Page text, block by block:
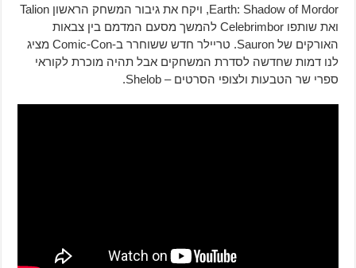
Earth: Shadow of Mordor, ויקח את גיבור המשחק הראשון Talion
ואת שותפו Celebrimbor להמשך מסעם המדמם בין צבאות
האורקים של Sauron. טריילר חדש ששוחרר ב-Comic-Con מציג
לנו דמות שחדשה לסדרת המשחקים אבל תהיה מוכרת לקוראי
ספרי שר הטבעות ולצופי הסרטים – Shelob.